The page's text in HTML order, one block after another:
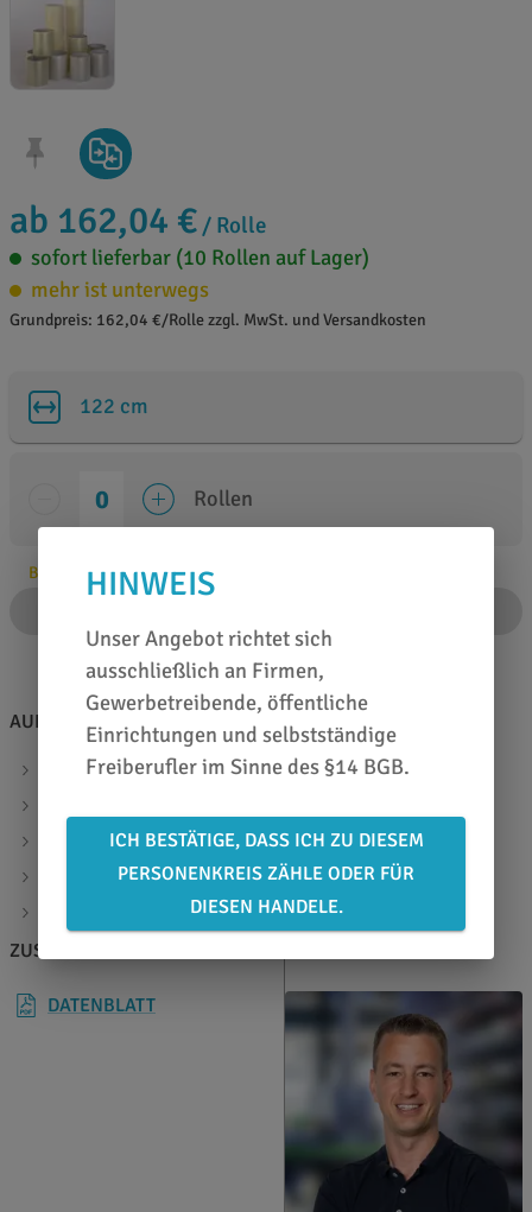
ab 162,04 € / Rolle
sofort lieferbar (10 Rollen auf Lager)
mehr ist unterwegs
Grundpreis: 162,04 €/Rolle zzgl. MwSt. und Versandkosten
122 cm
Rollen
Bitte Anzahl angeben
AUF EINEN BLICK
Übertragungsfolie aus HDPE (Pyramidenprägung)
hohe Dehnfestigkeit - exakte Positionierung
Nass- und Trockenverklebung geeignet
ZUSATZINFOS
DATENBLATT
HINWEIS
Unser Angebot richtet sich
ausschließlich an Firmen,
Gewerbetreibende, öffentliche
Einrichtungen und selbstständige
Freiberufler im Sinne des §14 BGB.
ICH BESTÄTIGE, DASS ICH ZU DIESEM
PERSONENKREIS ZÄHLE ODER FÜR
DIESEN HANDELE.